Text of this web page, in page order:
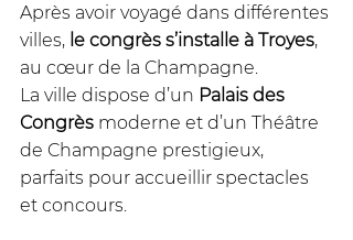
Après avoir voyagé dans différentes
villes, le congrès s’installe à Troyes,
au cœur de la Champagne.
La ville dispose d’un Palais des
Congrès moderne et d’un Théâtre
de Champagne prestigieux,
parfaits pour accueillir spectacles
et concours.